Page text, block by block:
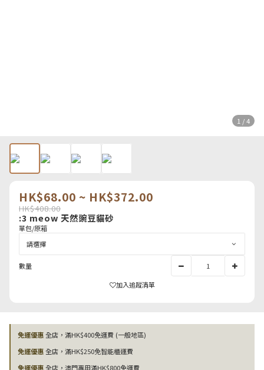
1 / 4
HK$68.00 ~ HK$372.00
HK$408.00
:3 meow 天然豌豆貓砂
單包/原箱
數量
加入追蹤清單
免運優惠全店，滿HK$400免運費 (一般地區)
免運優惠全店，滿HK$250免智能櫃運費
免運優惠全店，澳門專用滿HK$800免運費